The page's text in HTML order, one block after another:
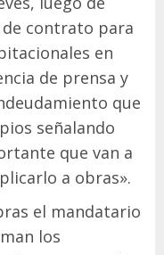
contrato para
en
de prensa y
que
señalando
que van a
a obras».
el mandatario
los